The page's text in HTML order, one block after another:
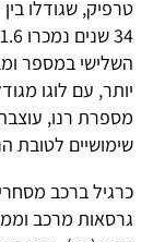
השלישי במספר
יותר, עם לוגו
מספרת רנו,
שימושיים לטובת
כרגיל ברכב
גרסאות מרכב